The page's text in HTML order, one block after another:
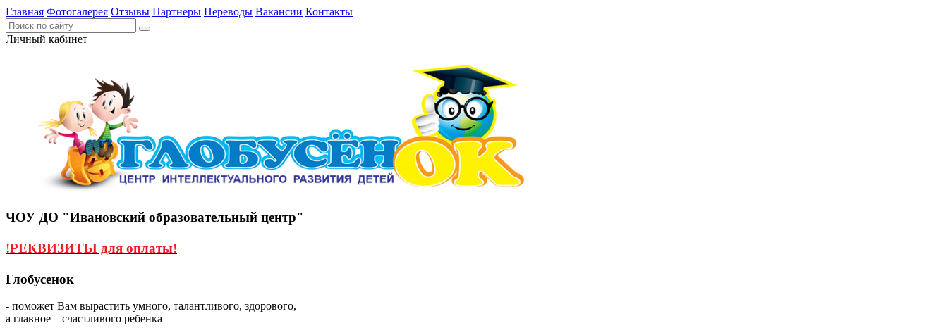
Главная Фотогалерея Отзывы Партнеры Переводы Вакансии Контакты
Личный кабинет
ЧОУ ДО "Ивановский образовательный центр"
!РЕКВИЗИТЫ для оплаты!
Глобусенок
- поможет Вам вырастить умного, талантливого, здорового,
а главное – счастливого ребенка